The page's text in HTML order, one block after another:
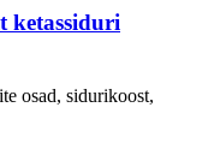
ketassiduri